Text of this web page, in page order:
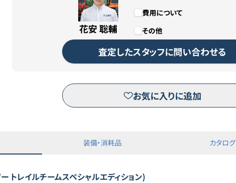
花安 聡輔
費用について
その他
査定したスタッフに問い合わせる
お気に入りに追加
装備・消耗品 カタログ
トレイルチームスペシャルエディション)